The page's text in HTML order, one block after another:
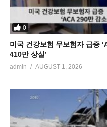
0
미국 건강보험 무보험자 급증
410만 상실’
admin AUGUST 1, 2026